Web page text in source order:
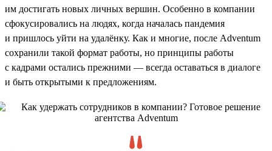
им достигать новых личных вершин. Особенно в компании
сфокусировались на людях, когда началась пандемия
и пришлось уйти на удалёнку. Как и многие, после Adventum
сохранили такой формат работы, но принципы работы
с кадрами остались прежними — всегда оставаться в диалоге
и быть открытыми к предложениям.